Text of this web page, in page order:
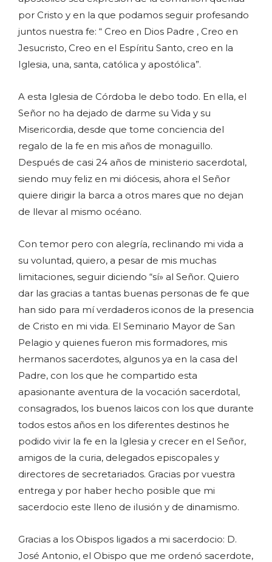
por Cristo y en la que podamos seguir profesando
juntos nuestra fe: “ Creo en Dios Padre , Creo en
Jesucristo, Creo en el Espíritu Santo, creo en la
Iglesia, una, santa, católica y apostólica”.
A esta Iglesia de Córdoba le debo todo. En ella, el
Señor no ha dejado de darme su Vida y su
Misericordia, desde que tome conciencia del
regalo de la fe en mis años de monaguillo.
Después de casi 24 años de ministerio sacerdotal,
siendo muy feliz en mi diócesis, ahora el Señor
quiere dirigir la barca a otros mares que no dejan
de llevar al mismo océano.
Con temor pero con alegría, reclinando mi vida a
su voluntad, quiero, a pesar de mis muchas
limitaciones, seguir diciendo “sí» al Señor. Quiero
dar las gracias a tantas buenas personas de fe que
han sido para mí verdaderos iconos de la presencia
de Cristo en mi vida. El Seminario Mayor de San
Pelagio y quienes fueron mis formadores, mis
hermanos sacerdotes, algunos ya en la casa del
Padre, con los que he compartido esta
apasionante aventura de la vocación sacerdotal,
consagrados, los buenos laicos con los que durante
todos estos años en los diferentes destinos he
podido vivir la fe en la Iglesia y crecer en el Señor,
amigos de la curia, delegados episcopales y
directores de secretariados. Gracias por vuestra
entrega y por haber hecho posible que mi
sacerdocio este lleno de ilusión y de dinamismo.
Gracias a los Obispos ligados a mi sacerdocio: D.
José Antonio, el Obispo que me ordenó sacerdote,